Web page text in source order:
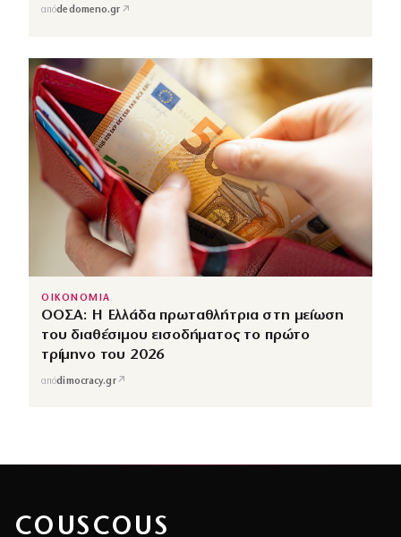
απόdedomeno.gr ↗
ΟΙΚΟΝΟΜΙΑ
ΟΟΣΑ: Η Ελλάδα πρωταθλήτρια στη μείωση
του διαθέσιμου εισοδήματος το πρώτο
τρίμηνο του 2026
απόdimocracy.gr↗
COUSCOUS